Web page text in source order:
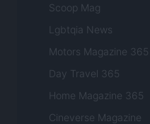
Scoop Mag
Lgbtqia News
Motors Magazine 365
Day Travel 365
Home Magazine 365
Cineverse Magazine